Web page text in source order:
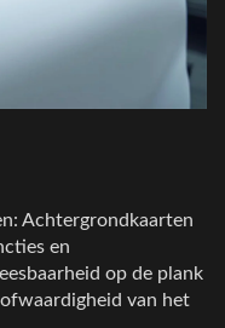
Achtergrondkaarten
en
op de plank
van het